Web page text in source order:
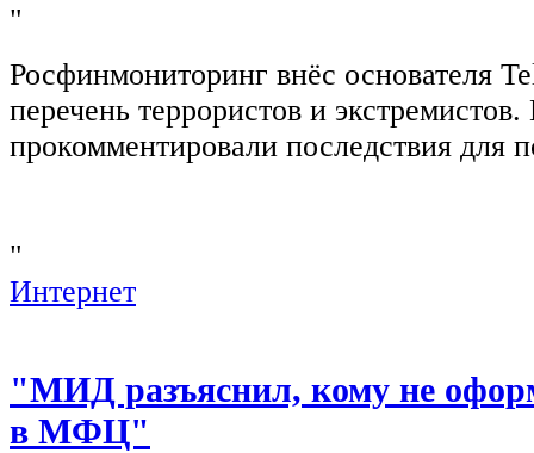
"
Росфинмониторинг внёс основателя
перечень террористов и
прокомментировали последствия для
"
Интернет
"МИД разъяснил, кому не
в МФЦ"